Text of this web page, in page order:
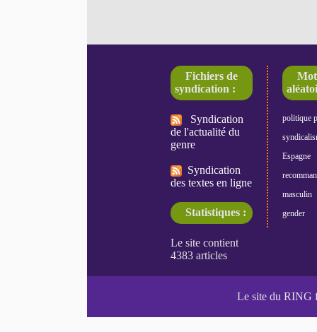
Fichiers de
syndication :
Syndication
de l'actualité du
genre
Syndication
des textes en ligne
Statistiques :
politique
Espagne
masculin
gender
Le site du RING